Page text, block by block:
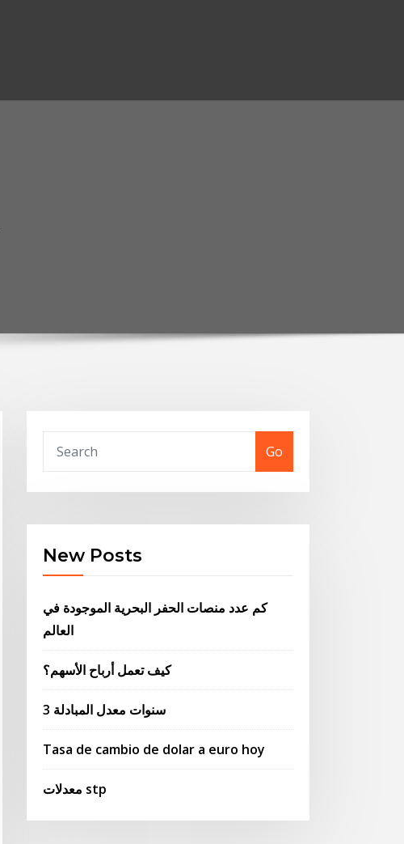
Go
New Posts
كم عدد منصات الحفر البحرية الموجودة في
العالم
كيف تعمل أرباح الأسهم؟
3 سنوات معدل المبادلة
Tasa de cambio de dolar a euro hoy
معدلات stp